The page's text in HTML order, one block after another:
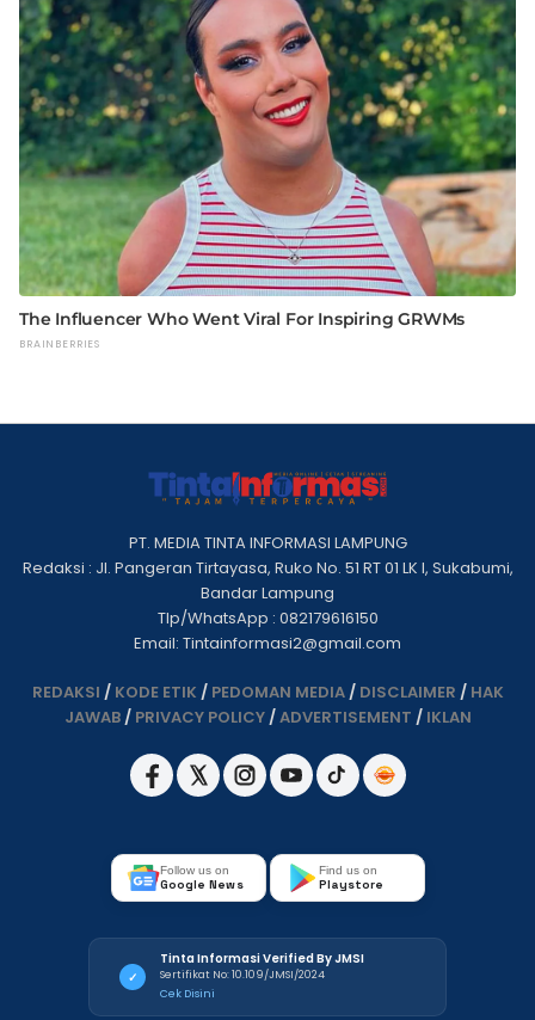
PT. MEDIA TINTA INFORMASI LAMPUNG
Redaksi : Jl. Pangeran Tirtayasa, Ruko No. 51 RT 01 LK I, Sukabumi,
Bandar Lampung
Tlp/WhatsApp : 082179616150
Email: Tintainformasi2@gmail.com
REDAKSI / KODE ETIK / PEDOMAN MEDIA/ DISCLAIMER / HAK
JAWAB/ PRIVACY POLICY/ADVERTISEMENT / IKLAN
Follow us on
Google News
Find us on
Playstore
✓
Tinta Informasi Verified By JMSI
Sertifikat No: 10.109/JMSI/2024
Cek Disini